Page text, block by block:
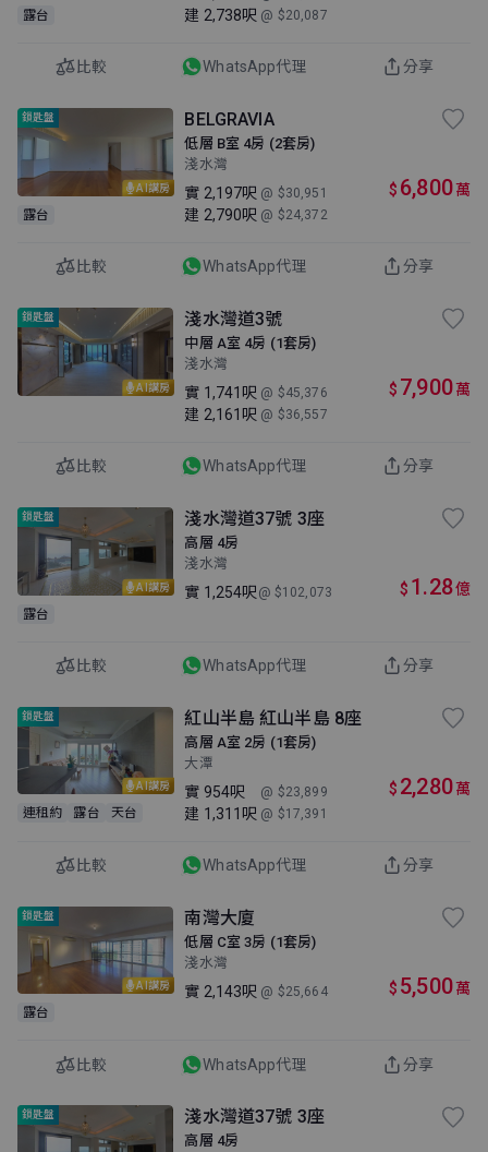
露台 建 2,738呎 @ $20,087
比較 WhatsApp代理 分享
AI講房
鎖匙盤
露台
BELGRAVIA
低層 B室 4房 (2套房)
淺水灣
實 2,197呎 @ $30,951
建 2,790呎 @ $24,372
$ 6,800萬
比較 WhatsApp代理 分享
AI講房
鎖匙盤 淺水灣道3號
中層 A室 4房 (1套房)
淺水灣
實 1,741呎 @ $45,376
建 2,161呎 @ $36,557
$ 7,900萬
比較 WhatsApp代理 分享
AI講房
鎖匙盤
露台
淺水灣道37號 3座
高層 4房
淺水灣
實 1,254呎 @ $102,073 $ 1.28億
比較 WhatsApp代理 分享
AI講房
鎖匙盤
連租約 露台 天台
紅山半島 紅山半島 8座
高層 A室 2房 (1套房)
大潭
實 954呎 @ $23,899
建 1,311呎 @ $17,391
$ 2,280萬
比較 WhatsApp代理 分享
AI講房
鎖匙盤
露台
南灣大廈
低層 C室 3房 (1套房)
淺水灣
實 2,143呎 @ $25,664 $ 5,500萬
比較 WhatsApp代理 分享
鎖匙盤 淺水灣道37號 3座
高層 4房